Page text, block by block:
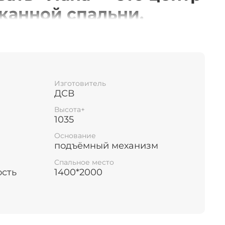
спальни.
и четкие линии
велюровая обивка,
антивандальными
гарантирует
и долгий срок
подчеркивает
вкус владельца.
обивка из
Изготовитель
ДСВ
Высота+
1035
Основание
подъёмный механизм
Спальное место
1400*2000